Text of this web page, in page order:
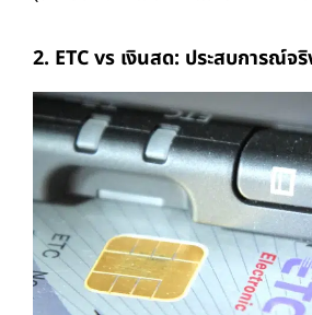
2. ETC vs เงินสด: ประสบการณ์จ